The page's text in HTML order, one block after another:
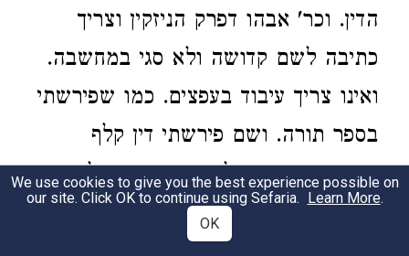
הדין. וכר' אבהו דפרק הניזקין וצריך
כתיבה לשם קדושה ולא סגי במחשבה.
ואינו צריך עיבוד בעפצים. כמו שפירשתי
בספר תורה. ושם פירשתי דין קלף
ודוכסוסטוס. ותפילין אין כותבין אלא
בקלף ולצד בשר. וקלפים שלנו יש להם
We use cookies to give you the best experience possible on
our site. Click OK to continue using Sefaria. Learn More.
OK